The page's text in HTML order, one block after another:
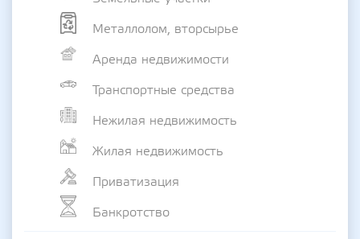
Металлолом, вторсырье
Аренда недвижимости
Транспортные средства
Нежилая недвижимость
Жилая недвижимость
Приватизация
Банкротство